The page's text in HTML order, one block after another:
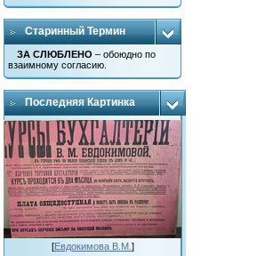
Старинный Термин
ЗА СЛЮБЛЕНО – обоюдно по
взаимному согласию.
Последняя Картинка
[Евдокимова В.М. ]